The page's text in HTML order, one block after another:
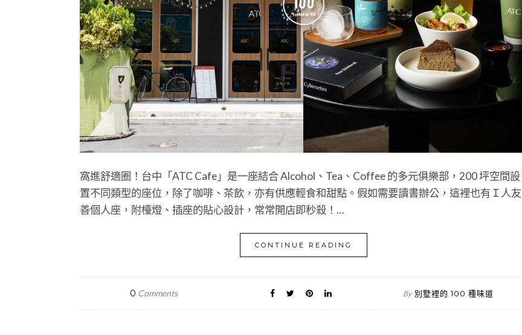
窩進舒適圈！台中「ATC Cafe」是一座結合 Alcohol、Tea、Coffee 的多元俱樂部，200 坪空間設
置不同類型的座位，除了咖啡、茶飲，亦有供應輕食和甜點。假如需要讀書辦公，這裡也有Ｉ人友
善個人座，附檯燈、插座的貼心設計，常常開店即秒殺！…
CONTINUE READING
0 Comments By 別墅裡的 100 種味道